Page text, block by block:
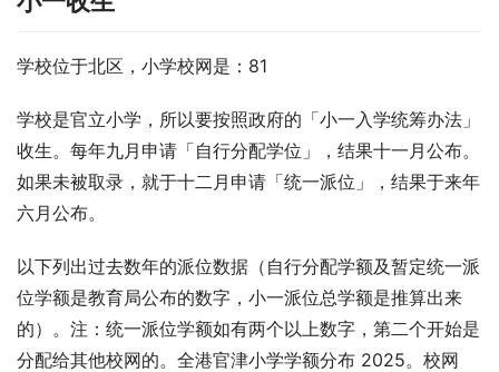
学校位于北区，小学校网是：81
学校是官立小学，所以要按照政府的「小一入学统筹办法」
收生。每年九月申请「自行分配学位」，结果十一月公布。
如果未被取录，就于十二月申请「统一派位」，结果于来年
六月公布。
以下列出过去数年的派位数据（自行分配学额及暂定统一派
位学额是教育局公布的数字，小一派位总学额是推算出来
的）。注：统一派位学额如有两个以上数字，第二个开始是
分配给其他校网的。全港官津小学学额分布 2025。校网